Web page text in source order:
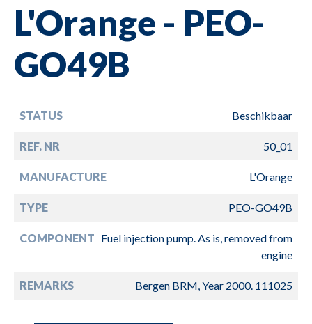
L'Orange - PEO-
GO49B
STATUS Beschikbaar
REF. NR 50_01
MANUFACTURE L'Orange
TYPE PEO-GO49B
COMPONENT Fuel injection pump. As is, removed from
engine
REMARKS Bergen BRM, Year 2000. 111025